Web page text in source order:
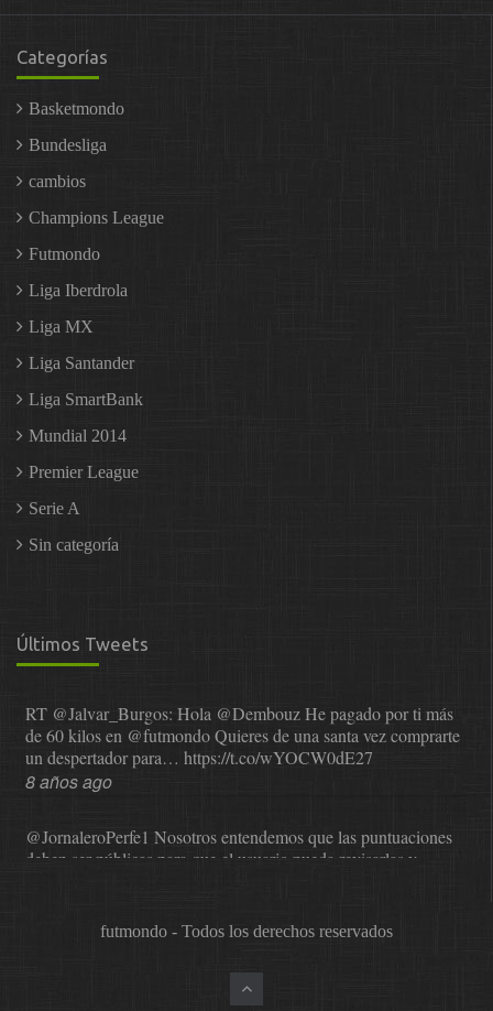
Categorías
Basketmondo
Bundesliga
cambios
Champions League
Futmondo
Liga Iberdrola
Liga MX
Liga Santander
Liga SmartBank
Mundial 2014
Premier League
Serie A
Sin categoría
Últimos Tweets
RT @Jalvar_Burgos: Hola @DembouzHe pagado por ti más
de 60 kilos en @futmondoQuieres de una santa vez comprarte
un despertador para… https://t.co/wYOCW0dE27
8 años ago
@JornaleroPerfe1 Nosotros entendemos que las puntuaciones
deben ser públicas para que el usuario pueda revisarlas y…
de valorar, se probó a Cope en el mundial. La satisfacción…
futmondo - Todos los derechos reservados